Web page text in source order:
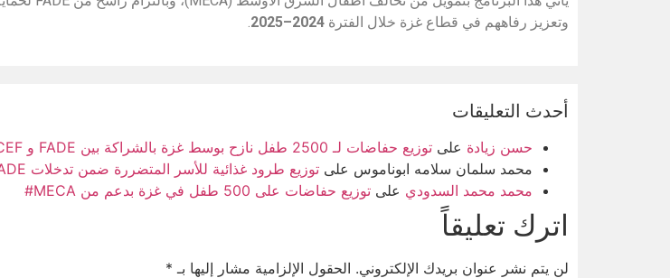
وتعزيز رفاههم في قطاع غزة خلال الفترة 2024–2025
أحدث التعليقات
حسن زيادة على توزيع حفاضات لـ 2500 طفل نازح بوسط غزة بالشراكة بين FADE و UNICEF
محمد سلمان سلامه ابوناموس على توزيع طرود غذائية للأسر المتضررة ضمن تدخلات FADE بالشراكة مع Qatar Aid#
محمد محمد السدودي على توزيع حفاضات على 500 طفل في غزة بدعم من MECA#
اترك تعليقاً
لن يتم نشر عنوان بريدك الإلكتروني. الحقول الإلزامية مشار إليها بـ *